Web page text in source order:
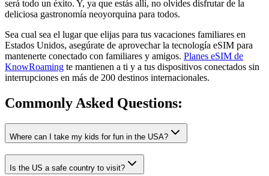
será todo un éxito. Y, ya que estás allí, no olvides disfrutar de la
deliciosa gastronomía neoyorquina para todos.
Sea cual sea el lugar que elijas para tus vacaciones familiares en
Estados Unidos, asegúrate de aprovechar la tecnología eSIM para
mantenerte conectado con familiares y amigos. Planes eSIM de
KnowRoaming te mantienen a ti y a tus dispositivos conectados sin
interrupciones en más de 200 destinos internacionales.
Commonly Asked Questions:
Where can I take my kids for fun in the USA?
Is the US a safe country to visit?